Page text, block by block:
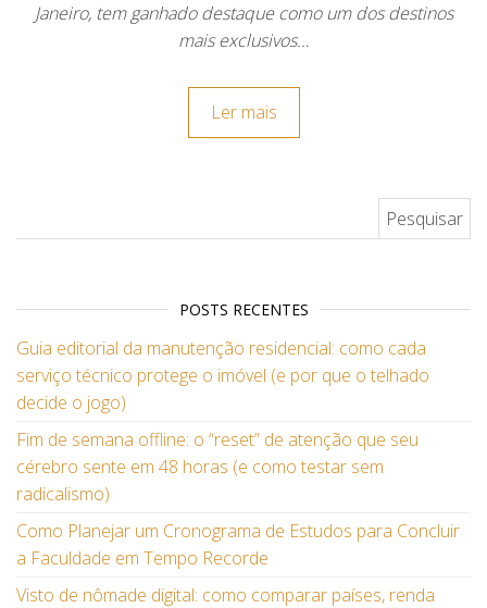
Janeiro, tem ganhado destaque como um dos destinos
mais exclusivos…
Ler mais
POSTS RECENTES
Guia editorial da manutenção residencial: como cada
serviço técnico protege o imóvel (e por que o telhado
decide o jogo)
Fim de semana offline: o “reset” de atenção que seu
cérebro sente em 48 horas (e como testar sem
radicalismo)
Como Planejar um Cronograma de Estudos para Concluir
a Faculdade em Tempo Recorde
Visto de nômade digital: como comparar países, renda